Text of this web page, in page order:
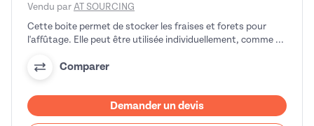
Vendu par AT SOURCING
Cette boite permet de stocker les fraises et forets pour
l'affûtage. Elle peut être utilisée individuellement, comme ...
Comparer
Demander un devis